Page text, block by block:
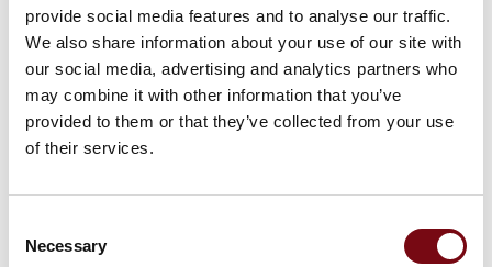
provide social media features and to analyse our traffic.
We also share information about your use of our site with
our social media, advertising and analytics partners who
may combine it with other information that you’ve
provided to them or that they’ve collected from your use
of their services.
Selection
Necessary
investering for jeres virksomhed? Vi møder dagligt
virksomheder, der overvejer at automatisere deres
interne logistik med AGVer – men det kan være svært